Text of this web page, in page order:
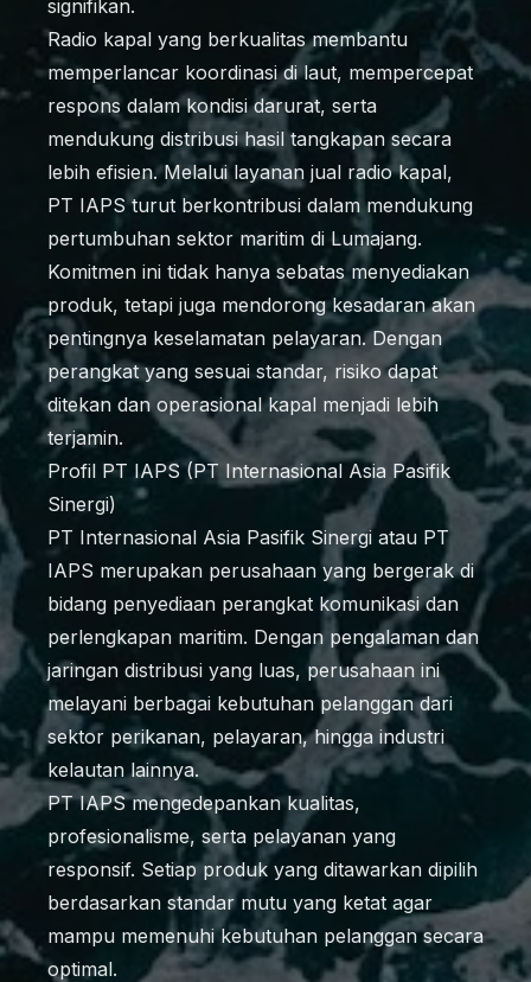
signifikan.
Radio kapal yang berkualitas membantu
memperlancar koordinasi di laut, mempercepat
respons dalam kondisi darurat, serta
mendukung distribusi hasil tangkapan secara
lebih efisien. Melalui layanan jual radio kapal,
PT IAPS turut berkontribusi dalam mendukung
pertumbuhan sektor maritim di Lumajang.
Komitmen ini tidak hanya sebatas menyediakan
produk, tetapi juga mendorong kesadaran akan
pentingnya keselamatan pelayaran. Dengan
perangkat yang sesuai standar, risiko dapat
ditekan dan operasional kapal menjadi lebih
terjamin.
Profil PT IAPS (PT Internasional Asia Pasifik
Sinergi)
PT Internasional Asia Pasifik Sinergi atau PT
IAPS merupakan perusahaan yang bergerak di
bidang penyediaan perangkat komunikasi dan
perlengkapan maritim. Dengan pengalaman dan
jaringan distribusi yang luas, perusahaan ini
melayani berbagai kebutuhan pelanggan dari
sektor perikanan, pelayaran, hingga industri
kelautan lainnya.
PT IAPS mengedepankan kualitas,
profesionalisme, serta pelayanan yang
responsif. Setiap produk yang ditawarkan dipilih
berdasarkan standar mutu yang ketat agar
mampu memenuhi kebutuhan pelanggan secara
optimal.